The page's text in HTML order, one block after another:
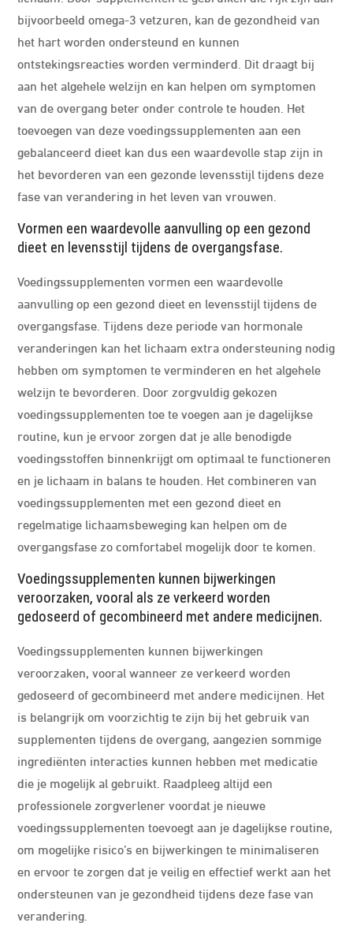
bijvoorbeeld omega-3 vetzuren, kan de gezondheid van
het hart worden ondersteund en kunnen
ontstekingsreacties worden verminderd. Dit draagt bij
aan het algehele welzijn en kan helpen om symptomen
van de overgang beter onder controle te houden. Het
toevoegen van deze voedingssupplementen aan een
gebalanceerd dieet kan dus een waardevolle stap zijn in
het bevorderen van een gezonde levensstijl tijdens deze
fase van verandering in het leven van vrouwen.
Vormen een waardevolle aanvulling op een gezond
dieet en levensstijl tijdens de overgangsfase.
Voedingssupplementen vormen een waardevolle
aanvulling op een gezond dieet en levensstijl tijdens de
overgangsfase. Tijdens deze periode van hormonale
veranderingen kan het lichaam extra ondersteuning nodig
hebben om symptomen te verminderen en het algehele
welzijn te bevorderen. Door zorgvuldig gekozen
voedingssupplementen toe te voegen aan je dagelijkse
routine, kun je ervoor zorgen dat je alle benodigde
voedingsstoffen binnenkrijgt om optimaal te functioneren
en je lichaam in balans te houden. Het combineren van
voedingssupplementen met een gezond dieet en
regelmatige lichaamsbeweging kan helpen om de
overgangsfase zo comfortabel mogelijk door te komen.
Voedingssupplementen kunnen bijwerkingen
veroorzaken, vooral als ze verkeerd worden
gedoseerd of gecombineerd met andere medicijnen.
Voedingssupplementen kunnen bijwerkingen
veroorzaken, vooral wanneer ze verkeerd worden
gedoseerd of gecombineerd met andere medicijnen. Het
is belangrijk om voorzichtig te zijn bij het gebruik van
supplementen tijdens de overgang, aangezien sommige
ingrediënten interacties kunnen hebben met medicatie
die je mogelijk al gebruikt. Raadpleeg altijd een
professionele zorgverlener voordat je nieuwe
voedingssupplementen toevoegt aan je dagelijkse routine,
om mogelijke risico’s en bijwerkingen te minimaliseren
en ervoor te zorgen dat je veilig en effectief werkt aan het
ondersteunen van je gezondheid tijdens deze fase van
verandering.